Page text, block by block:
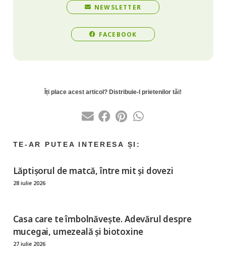
Lăptișorul de matcă, între mit și dovezi
28 iulie 2026
Casa care te îmbolnăvește. Adevărul despre
mucegai, umezeală și biotoxine
27 iulie 2026
NEWSLETTER
FACEBOOK